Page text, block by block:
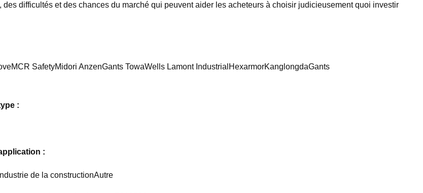
difficultés et des chances du marché qui peuvent aider les acheteurs à choisir judicieusement quoi investir
SafetyMidori AnzenGants TowaWells Lamont IndustrialHexarmorKanglongdaGants
:
:
de la constructionAutre